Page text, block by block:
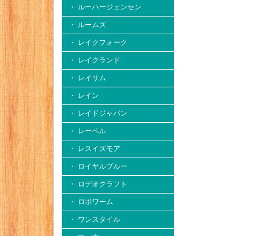
・ ルーハージェンセン
・ ルームズ
・ レイクフォーク
・ レイクランド
・ レイサム
・ レイン
・ レイドジャパン
・ レーベル
・ レスイズモア
・ ロイヤルブルー
・ ロデオクラフト
・ ロボワーム
・ ワンスタイル